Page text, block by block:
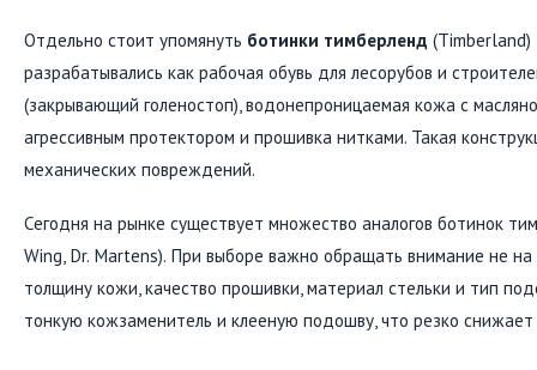
Отдельно стоит упомянуть ботинки тимберленд (Timberland)
разрабатывались как рабочая обувь для лесорубов и
(закрывающий голеностоп), водонепроницаемая кожа с
агрессивным протектором и прошивка нитками. Такая
механических повреждений.
Сегодня на рынке существует множество аналогов ботинок
Wing, Dr. Martens). При выборе важно обращать внимание не
толщину кожи, качество прошивки, материал стельки и тип
тонкую кожзаменитель и клееную подошву, что резко